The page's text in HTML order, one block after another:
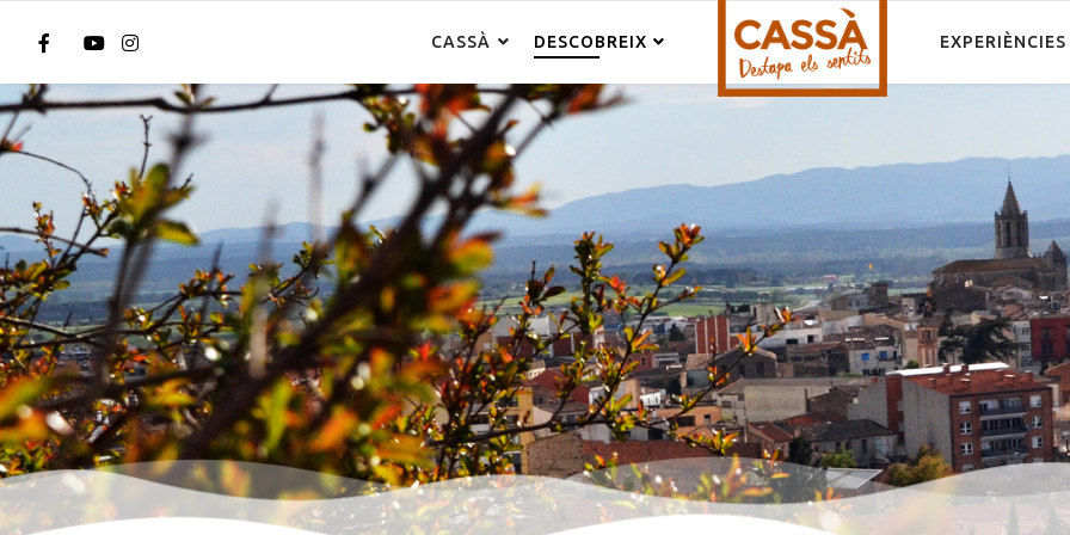
CASSÀ DESCOBREIX EXPERIÈNCIES